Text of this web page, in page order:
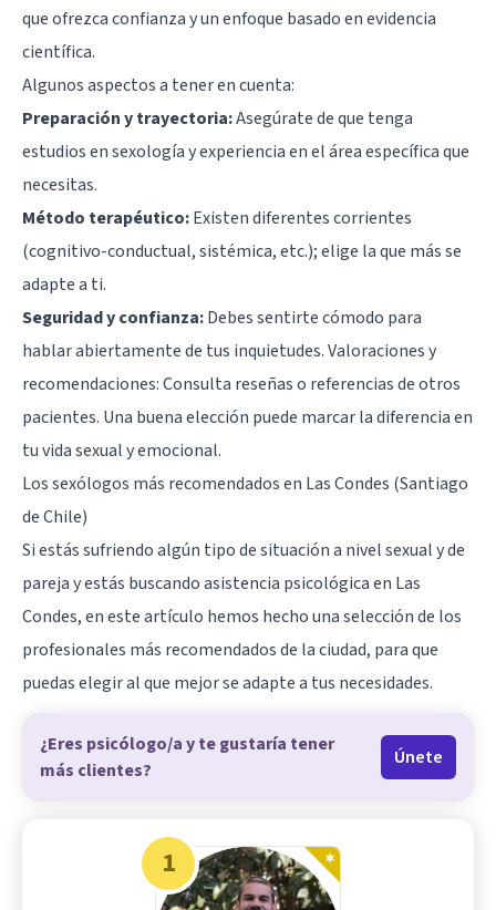
que ofrezca confianza y un enfoque basado en evidencia
científica.
Algunos aspectos a tener en cuenta:
Preparación y trayectoria:Asegúrate de que tenga
estudios en sexología y experiencia en el área específica que
necesitas.
Método terapéutico:Existen diferentes corrientes
(cognitivo-conductual, sistémica, etc.); elige la que más se
adapte a ti.
Seguridad y confianza:Debes sentirte cómodo para
hablar abiertamente de tus inquietudes. Valoraciones y
recomendaciones: Consulta reseñas o referencias de otros
pacientes. Una buena elección puede marcar la diferencia en
tu vida sexual y emocional.
Los sexólogos más recomendados en Las Condes (Santiago
de Chile)
Si estás sufriendo algún tipo de situación a nivel sexual y de
pareja y estás buscando asistencia psicológica en Las
Condes, en este artículo hemos hecho una selección de los
profesionales más recomendados de la ciudad, para que
puedas elegir al que mejor se adapte a tus necesidades.
¿Eres psicólogo/a y te gustaría tener
más clientes?
Únete
1